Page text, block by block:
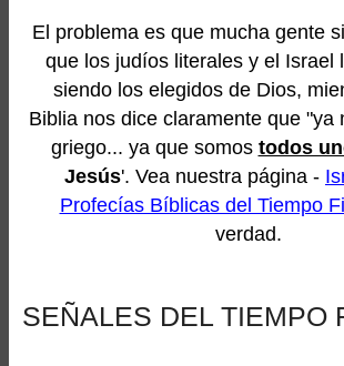
El problema es que mucha gente
que los judíos literales y el Israel
siendo los elegidos de Dios,
Biblia nos dice claramente que "ya
griego... ya que somos todos
Jesús'. Vea nuestra página -
Profecías Bíblicas del Tiempo
verdad.
SEÑALES DEL TIEMPO